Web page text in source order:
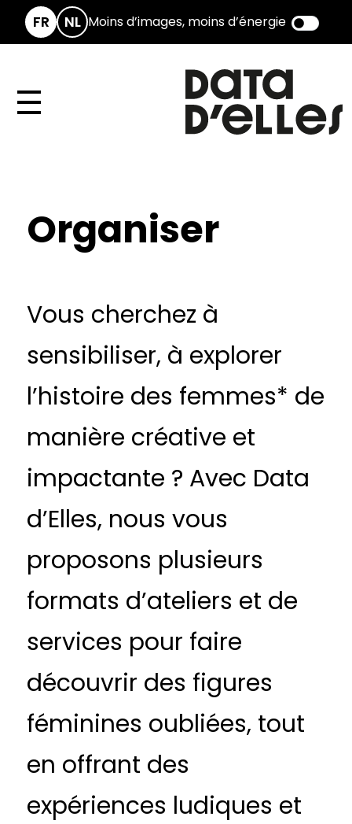
FR NL Moins d’images, moins d’énergie
Organiser
Vous cherchez à
sensibiliser, à explorer
l’histoire des femmes* de
manière créative et
impactante ? Avec Data
d’Elles, nous vous
proposons plusieurs
formats d’ateliers et de
services pour faire
découvrir des figures
féminines oubliées, tout
en offrant des
expériences ludiques et
Gestion des cookies